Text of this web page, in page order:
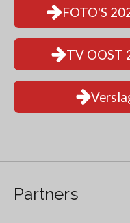
FOTO'S
TV OOST
Partners